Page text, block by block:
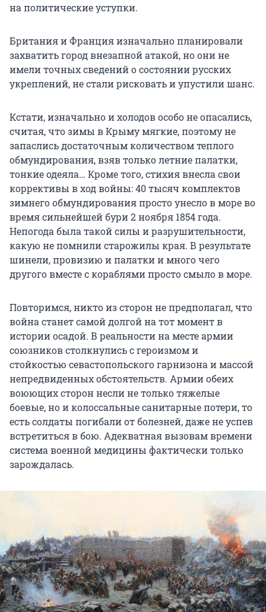
на политические уступки.
Британия и Франция изначально планировали
захватить город внезапной атакой, но они не
имели точных сведений о состоянии русских
укреплений, не стали рисковать и упустили шанс.
Кстати, изначально и холодов особо не опасались,
считая, что зимы в Крыму мягкие, поэтому не
запаслись достаточным количеством теплого
обмундирования, взяв только летние палатки,
тонкие одеяла… Кроме того, стихия внесла свои
коррективы в ход войны: 40 тысяч комплектов
зимнего обмундирования просто унесло в море во
время сильнейшей бури 2 ноября 1854 года.
Непогода была такой силы и разрушительности,
какую не помнили старожилы края. В результате
шинели, провизию и палатки и много чего
другого вместе с кораблями просто смыло в море.
Повторимся, никто из сторон не предполагал, что
война станет самой долгой на тот момент в
истории осадой. В реальности на месте армии
союзников столкнулись с героизмом и
стойкостью севастопольского гарнизона и массой
непредвиденных обстоятельств. Армии обеих
воюющих сторон несли не только тяжелые
боевые, но и колоссальные санитарные потери, то
есть солдаты погибали от болезней, даже не успев
встретиться в бою. Адекватная вызовам времени
система военной медицины фактически только
зарождалась.